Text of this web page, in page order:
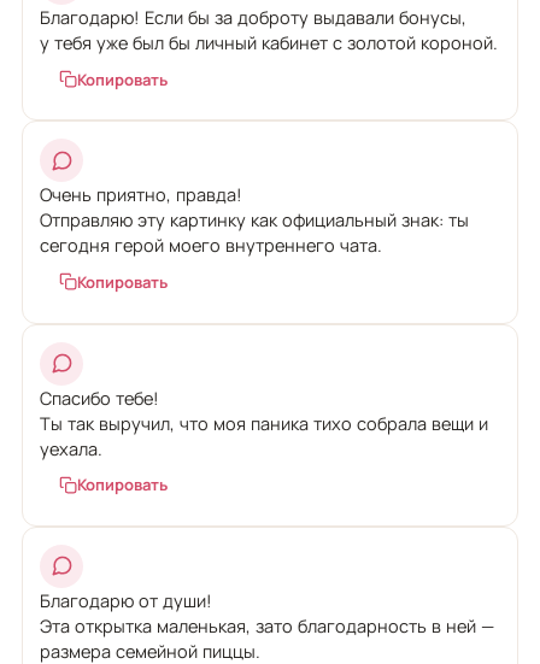
Благодарю! Если бы за доброту выдавали бонусы,
у тебя уже был бы личный кабинет с золотой короной.
Копировать
Очень приятно, правда!
Отправляю эту картинку как официальный знак: ты
сегодня герой моего внутреннего чата.
Копировать
Спасибо тебе!
Ты так выручил, что моя паника тихо собрала вещи и
уехала.
Копировать
Благодарю от души!
Эта открытка маленькая, зато благодарность в ней —
размера семейной пиццы.